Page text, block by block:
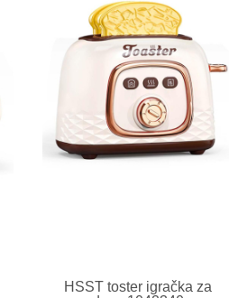
HSST toster igračka za